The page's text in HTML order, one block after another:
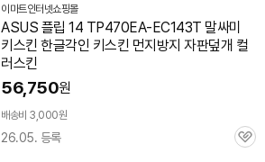
이마트인터넷쇼핑몰
ASUS 플립 14 TP470EA-EC143T 말싸미
키스킨 한글각인 키스킨 먼지방지 자판덮개 컬
러스킨
56,750원
배송비 3,000원
26.05. 등록
관